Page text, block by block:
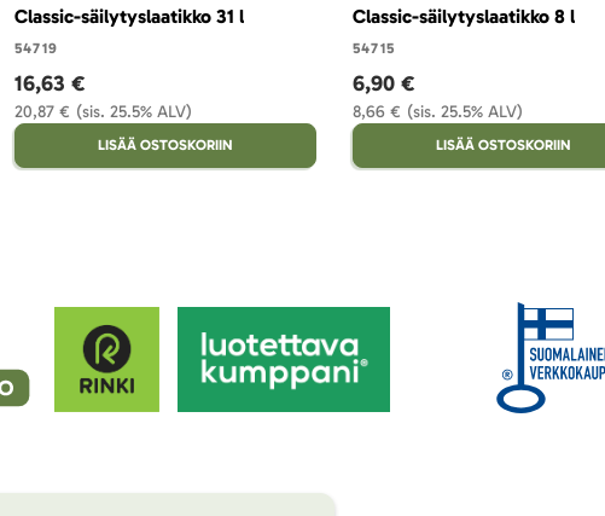
Classic-säilytyslaatikko 31 l
54719
(sis. 25.5% ALV)
20,87 €
16,63 €
LISÄÄ OSTOSKORIIN
Classic-säilytyslaatikko 8 l
54715
(sis. 25.5% ALV)
8,66 €
6,90 €
LISÄÄ OSTOSKORIIN